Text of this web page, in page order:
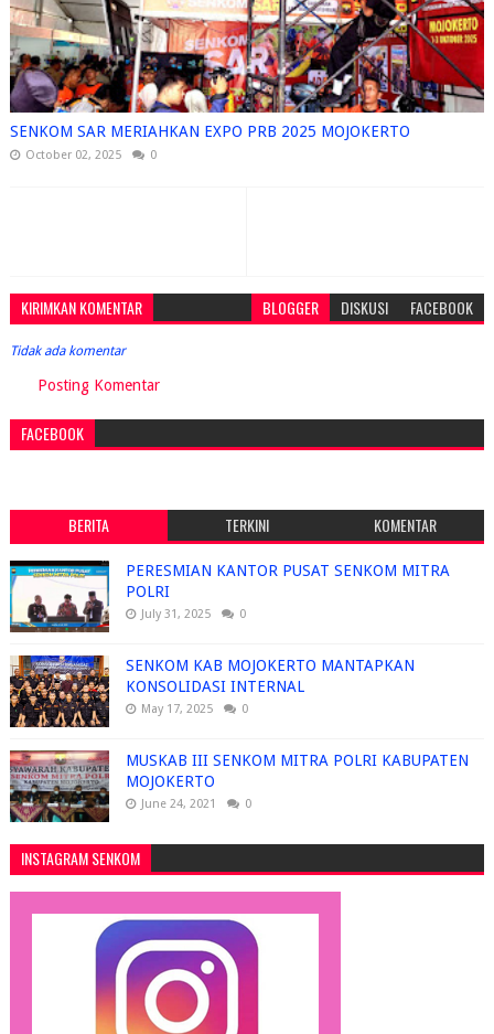
SENKOM SAR MERIAHKAN EXPO PRB 2025 MOJOKERTO
October 02, 2025 0
KIRIMKAN KOMENTAR BLOGGER DISKUSI FACEBOOK
Tidak ada komentar
Posting Komentar
FACEBOOK
BERITA TERKINI KOMENTAR
PERESMIAN KANTOR PUSAT SENKOM MITRA
POLRI
July 31, 2025 0
SENKOM KAB MOJOKERTO MANTAPKAN
KONSOLIDASI INTERNAL
May 17, 2025 0
MUSKAB III SENKOM MITRA POLRI KABUPATEN
MOJOKERTO
June 24, 2021 0
INSTAGRAM SENKOM